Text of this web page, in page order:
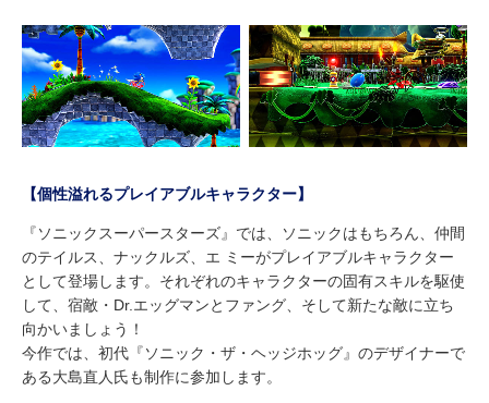
【個性溢れるプレイアブルキャラクター】
『ソニックスーパースターズ』では、ソニックはもちろん、仲間
のテイルス、ナックルズ、エ ミーがプレイアブルキャラクター
として登場します。それぞれのキャラクターの固有スキルを駆使
して、宿敵・Dr.エッグマンとファング、そして新たな敵に立ち
向かいましょう！
今作では、初代『ソニック・ザ・ヘッジホッグ』のデザイナーで
ある大島直人氏も制作に参加します。